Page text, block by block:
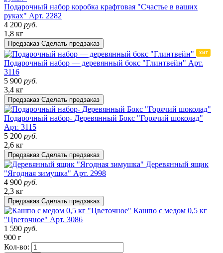
Подарочный набор коробка крафтовая "Счастье в ваших
руках" Арт. 2282
4 200 руб.
1,8 кг
Предзаказ Сделать предзаказ
Подарочный набор — деревянный бокс "Глинтвейн" Арт.
3116
5 900 руб.
3,4 кг
Предзаказ Сделать предзаказ
Подарочный набор- Деревянный Бокс "Горячий шоколад"
Арт. 3115
5 200 руб.
2,6 кг
Предзаказ Сделать предзаказ
Деревянный ящик
"Ягодная зимушка" Арт. 2998
4 900 руб.
2,3 кг
Предзаказ Сделать предзаказ
Кашпо с медом 0,5 кг
"Цветочное" Арт. 3086
1 590 руб.
900 г
Кол-во: